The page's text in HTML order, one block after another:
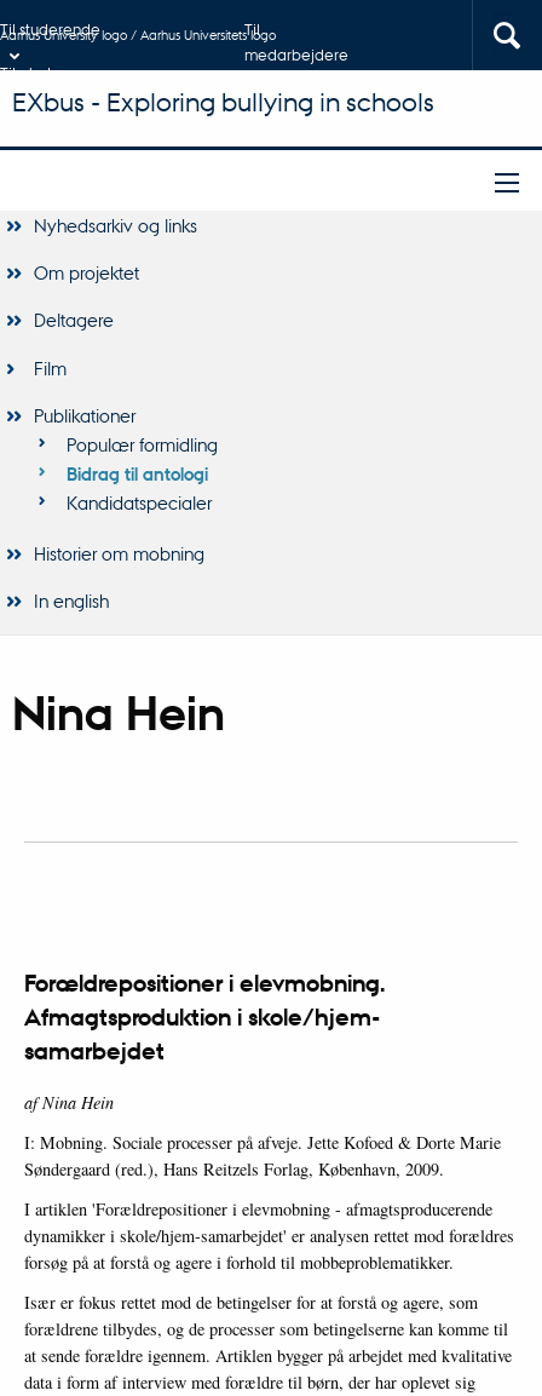
Aarhus University logo / Aarhus Universitets logo
Til studerende
Til ph.d.er
Til
medarbejdere
EXbus - Exploring bullying in schools
Nyhedsarkiv og links
Om projektet
Deltagere
Film
Publikationer
Populær formidling
Bidrag til antologi
Kandidatspecialer
Historier om mobning
In english
Nina Hein
Forældrepositioner i elevmobning.
Afmagtsproduktion i skole/hjem-
samarbejdet
af Nina Hein
I: Mobning. Sociale processer på afveje. Jette Kofoed & Dorte Marie
Søndergaard (red.), Hans Reitzels Forlag, København, 2009.
I artiklen 'Forældrepositioner i elevmobning - afmagtsproducerende
dynamikker i skole/hjem-samarbejdet' er analysen rettet mod forældres
forsøg på at forstå og agere i forhold til mobbeproblematikker.
Især er fokus rettet mod de betingelser for at forstå og agere, som
forældrene tilbydes, og de processer som betingelserne kan komme til
at sende forældre igennem. Artiklen bygger på arbejdet med kvalitative
data i form af interview med forældre til børn, der har oplevet sig